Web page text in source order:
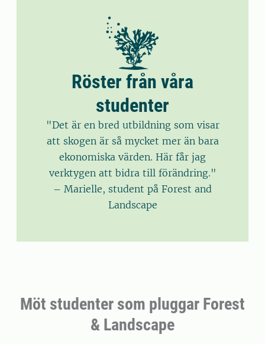
Röster från våra
studenter
"Det är en bred utbildning som visar
att skogen är så mycket mer än bara
ekonomiska värden. Här får jag
verktygen att bidra till förändring."
– Marielle, student på Forest and
Landscape
Möt studenter som pluggar Forest
& Landscape